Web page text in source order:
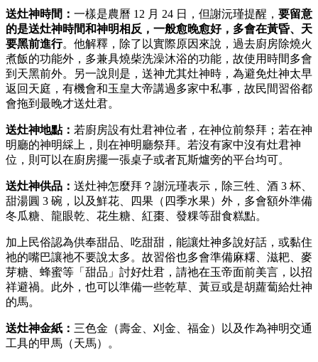
送灶神時間： 一樣是農曆 12 月 24 日，但謝沅瑾提醒， 要留意
的是送灶神時間和神明相反，一般愈晚愈好，多會在黃昏、天
要黑前進行。他解釋，除了以實際原因來說，過去廚房除燒火
煮飯的功能外，多兼具燒柴洗澡沐浴的功能，故使用時間多會
到天黑前外。另一說則是，送神尤其灶神時，為避免灶神太早
返回天庭，有機會和玉皇大帝講過多家中私事，故民間習俗都
會拖到最晚才送灶君。
送灶神地點： 若廚房設有灶君神位者，在神位前祭拜；若在神
明廳的神明綵上，則在神明廳祭拜。若沒有家中沒有灶君神
位，則可以在廚房擺一張桌子或者瓦斯爐旁的平台均可。
送灶神供品： 送灶神怎麼拜？謝沅瑾表示，除三牲、酒 3 杯、
甜湯圓 3 碗，以及鮮花、四果（四季水果）外，多會額外準備
冬瓜糖、龍眼乾、花生糖、紅棗、發粿等甜食糕點。
加上民俗認為供奉甜品、吃甜甜，能讓灶神多說好話，或黏住
祂的嘴巴讓祂不要說太多。故習俗也多會準備麻糬、滋耙、麥
芽糖、蜂蜜等「甜品」討好灶君，請祂在玉帝面前美言，以招
祥避禍。此外，也可以準備一些乾草、黃豆或是胡蘿蔔給灶神
的馬。
送灶神金紙： 三色金（壽金、刈金、福金）以及作為神明交通
工具的甲馬（天馬）。